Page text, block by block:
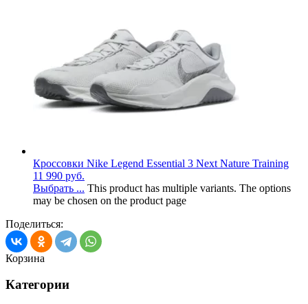
Кроссовки Nike Legend Essential 3 Next Nature Training
11 990 руб.
Выбрать ... This product has multiple variants. The options
may be chosen on the product page
Поделиться:
Корзина
Категории